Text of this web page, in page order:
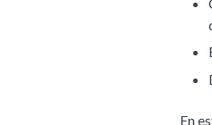
En